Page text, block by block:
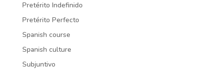
Pretérito Indefinido
Pretérito Perfecto
Spanish course
Spanish culture
Subjuntivo